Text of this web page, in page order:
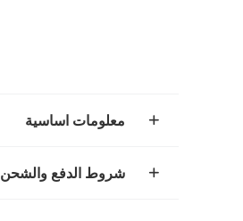
معلومات اساسية
شروط الدفع والشحن